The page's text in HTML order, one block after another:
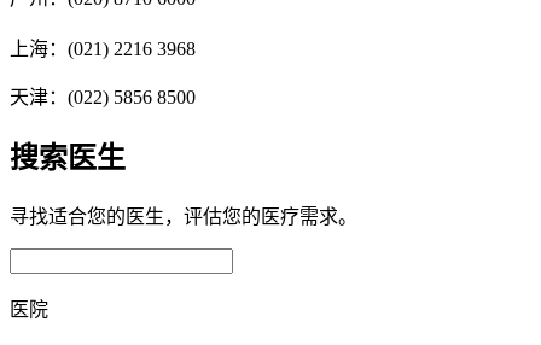
上海：(021) 2216 3968
天津：(022) 5856 8500
搜索医生
寻找适合您的医生，评估您的医疗需求。
医院